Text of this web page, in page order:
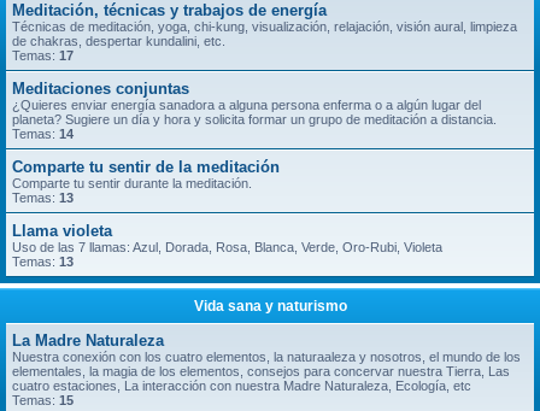
Meditación, técnicas y trabajos de energía
Técnicas de meditación, yoga, chi-kung, visualización, relajación, visión aural, limpieza
de chakras, despertar kundalini, etc.
Temas: 17
Meditaciones conjuntas
¿Quieres enviar energía sanadora a alguna persona enferma o a algún lugar del
planeta? Sugiere un día y hora y solicita formar un grupo de meditación a distancia.
Temas: 14
Comparte tu sentir de la meditación
Comparte tu sentir durante la meditación.
Temas: 13
Llama violeta
Uso de las 7 llamas: Azul, Dorada, Rosa, Blanca, Verde, Oro-Rubi, Violeta
Temas: 13
Vida sana y naturismo
La Madre Naturaleza
Nuestra conexión con los cuatro elementos, la naturaaleza y nosotros, el mundo de los
elementales, la magia de los elementos, consejos para concervar nuestra Tierra, Las
cuatro estaciones, La interacción con nuestra Madre Naturaleza, Ecología, etc
Temas: 15